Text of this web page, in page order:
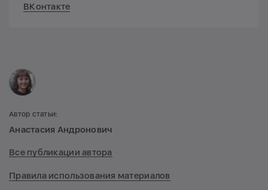
ВКонтакте
Автор статьи:
Анастасия Андронович
Все публикации автора
Правила использования материалов